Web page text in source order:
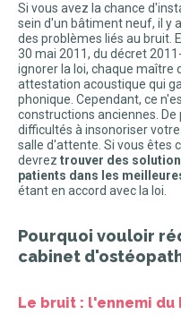
Si vous avez la chance
sein d'un bâtiment neuf, il y
des problèmes liés au bruit.
30 mai 2011, du décret
ignorer la loi, chaque maître
attestation acoustique qui
phonique. Cependant, ce
constructions anciennes. De
difficultés à insonoriser
salle d'attente. Si vous êtes
devrez trouver des
patients dans les
étant en accord avec la loi.
Pourquoi vouloir
cabinet
Le bruit : l'ennemi du